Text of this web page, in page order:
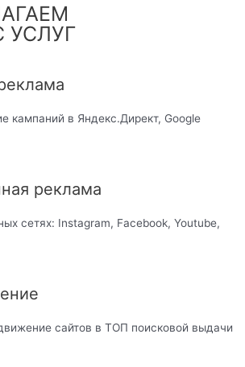
УСЛУГ
кампаний в Яндекс.Директ, Google
реклама
сетях: Instagram, Facebook, Youtube,
сайтов в ТОП поисковой выдачи